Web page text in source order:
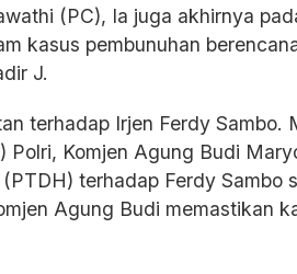
(PC), Ia juga akhirnya
kasus pembunuhan
J.
terhadap Irjen Ferdy Sambo.
Polri, Komjen Agung Budi
terhadap Ferdy Sambo
Agung Budi memastikan